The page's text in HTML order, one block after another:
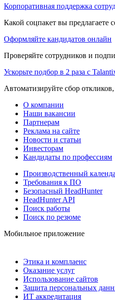
Корпоративная поддержка
Какой соцпакет вы предлагаете
Оформляйте кандидатов онлайн
Проверяйте сотрудников и
Ускорьте подбор в 2 раза с
Автоматизируйте сбор
О компании
Наши вакансии
Партнерам
Реклама на сайте
Новости и статьи
Инвесторам
Кандидаты по профессиям
Производственный
Требования к ПО
Безопасный HeadHunter
HeadHunter API
Поиск работы
Поиск по резюме
Мобильное приложение
Этика и комплаенс
Оказание услуг
Использование сайтов
Защита персональных
ИТ аккредитация